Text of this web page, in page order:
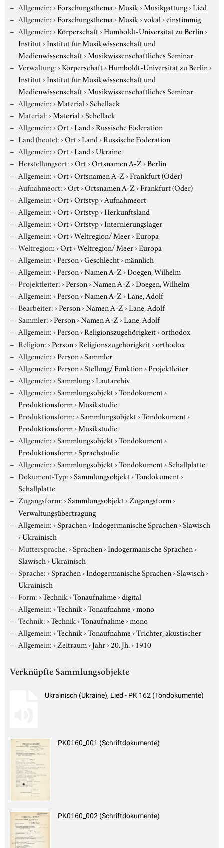
Allgemein:›Forschungsthema›Musik›Musikgattung›Lied
Allgemein:›Forschungsthema›Musik›vokal›einstimmig
Allgemein:›Körperschaft›Humboldt-Universität zu Berlin›
Institut›Institut für Musikwissenschaft und
Medienwissenschaft›Musikwissenschaftliches Seminar
Verwaltung:›Körperschaft›Humboldt-Universität zu Berlin›
Institut›Institut für Musikwissenschaft und
Medienwissenschaft›Musikwissenschaftliches Seminar
Allgemein:›Material›Schellack
Material:›Material›Schellack
Allgemein:›Ort›Land›Russische Föderation
Land (heute):›Ort›Land›Russische Föderation
Allgemein:›Ort›Land›Ukraine
Herstellungsort:›Ort›Ortsnamen A-Z›Berlin
Allgemein:›Ort›Ortsnamen A-Z›Frankfurt (Oder)
Aufnahmeort:›Ort›Ortsnamen A-Z›Frankfurt (Oder)
Allgemein:›Ort›Ortstyp›Aufnahmeort
Allgemein:›Ort›Ortstyp›Herkunftsland
Allgemein:›Ort›Ortstyp›Internierungslager
Allgemein:›Ort›Weltregion/ Meer›Europa
Weltregion:›Ort›Weltregion/ Meer›Europa
Allgemein:›Person›Geschlecht›männlich
Allgemein:›Person›Namen A-Z›Doegen, Wilhelm
Projektleiter:›Person›Namen A-Z›Doegen, Wilhelm
Allgemein:›Person›Namen A-Z›Lane, Adolf
Bearbeiter:›Person›Namen A-Z›Lane, Adolf
Sammler:›Person›Namen A-Z›Lane, Adolf
Allgemein:›Person›Religionszugehörigkeit›orthodox
Religion:›Person›Religionszugehörigkeit›orthodox
Allgemein:›Person›Sammler
Allgemein:›Person›Stellung/ Funktion›Projektleiter
Allgemein:›Sammlung›Lautarchiv
Allgemein:›Sammlungsobjekt›Tondokument›
Produktionsform›Musikstudie
Produktionsform:›Sammlungsobjekt›Tondokument›
Produktionsform›Musikstudie
Allgemein:›Sammlungsobjekt›Tondokument›
Produktionsform›Sprachstudie
Allgemein:›Sammlungsobjekt›Tondokument›Schallplatte
Dokument-Typ:›Sammlungsobjekt›Tondokument›
Schallplatte
Zugangsform:›Sammlungsobjekt›Zugangsform›
Verwaltungsübertragung
Allgemein:›Sprachen›Indogermanische Sprachen›Slawisch
›Ukrainisch
Muttersprache:›Sprachen›Indogermanische Sprachen›
Slawisch›Ukrainisch
Sprache:›Sprachen›Indogermanische Sprachen›Slawisch›
Ukrainisch
Form:›Technik›Tonaufnahme›digital
Allgemein:›Technik›Tonaufnahme›mono
Technik:›Technik›Tonaufnahme›mono
Allgemein:›Technik›Tonaufnahme›Trichter, akustischer
Allgemein:›Zeitraum›Jahr›20. Jh.› 1910
Verknüpfte Sammlungsobjekte
Ukrainisch (Ukraine), Lied - PK 162 (Tondokumente)
PK0160_001 (Schriftdokumente)
PK0160_002 (Schriftdokumente)